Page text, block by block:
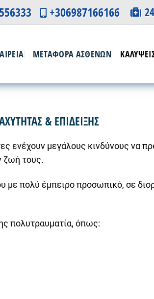
+306987166166
ΜΕΤΑΦΟΡΑ ΑΣΘΕΝΩΝ
& ΕΠΙΔΕΙΞΗΣ
ενέχουν μεγάλους κινδύνους να
ζωή τους.
πολύ έμπειρο προσωπικό, σε
πολυτραυματία, όπως: